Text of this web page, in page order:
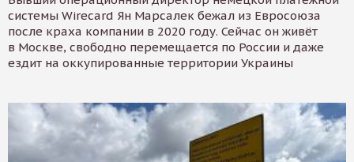
системы Wirecard Ян Марсалек бежал из Евросоюза
после краха компании в 2020 году. Сейчас он живёт
в Москве, свободно перемещается по России и даже
ездит на оккупированные территории Украины